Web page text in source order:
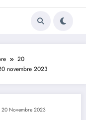
20
novembre 2023
20 Novembre 2023